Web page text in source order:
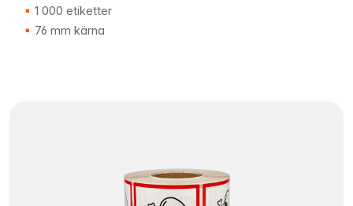
1 000 etiketter
76 mm kärna